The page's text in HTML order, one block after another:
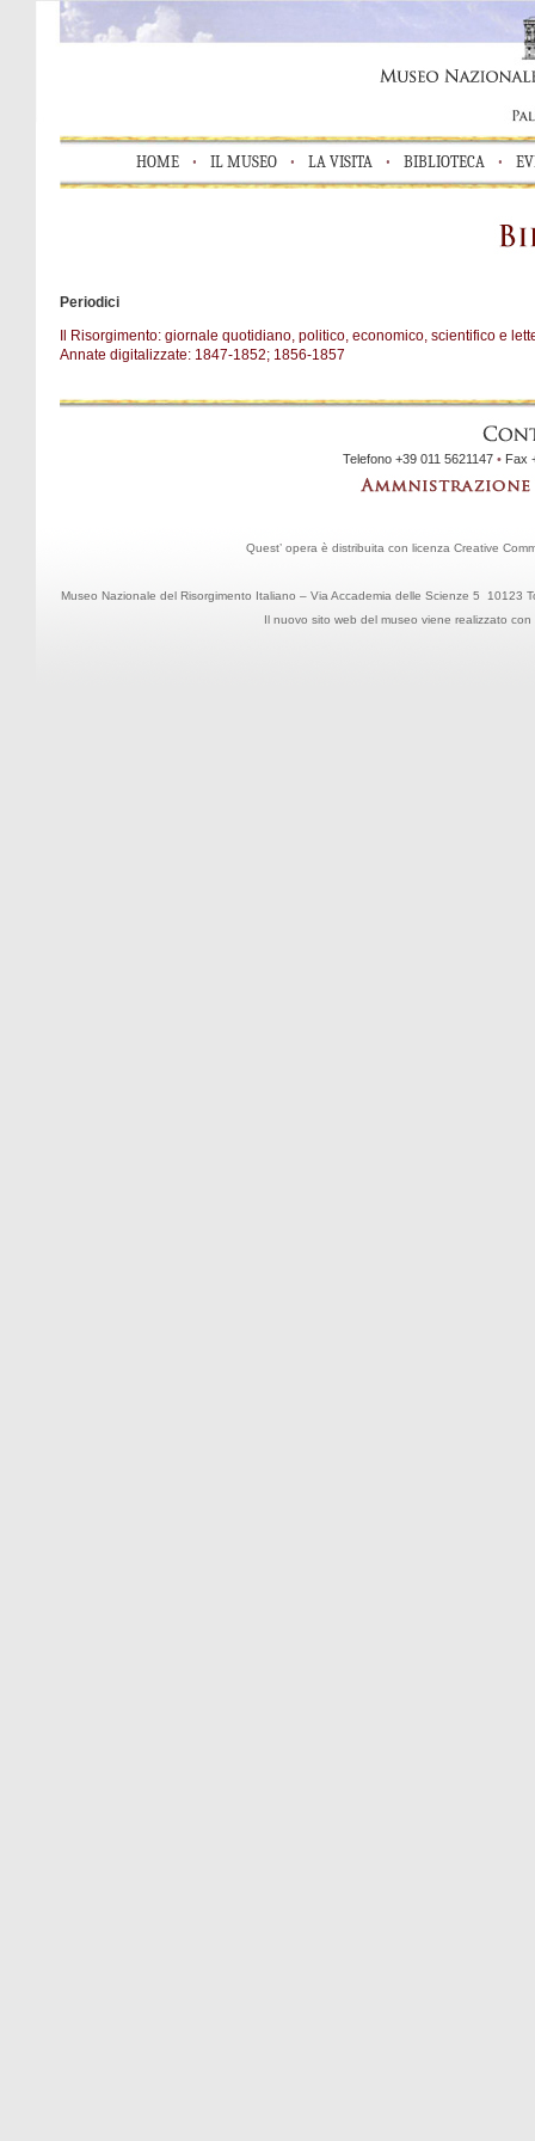
HOME • IL MUSEO • LA VISITA • BIBLIOTECA •
Periodici
Il Risorgimento: giornale quotidiano, politico, economico, scientifico e
Annate digitalizzate: 1847-1852; 1856-1857
Telefono +39 011 5621147 •Fax
Quest’ opera è distribuita con licenza Creative
Museo Nazionale del Risorgimento Italiano – Via Accademia delle Scienze 5 10123
Il nuovo sito web del museo viene realizzato